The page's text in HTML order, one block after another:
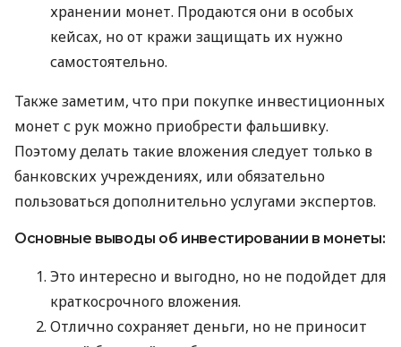
хранении монет. Продаются они в особых
кейсах, но от кражи защищать их нужно
самостоятельно.
Также заметим, что при покупке инвестиционных
монет с рук можно приобрести фальшивку.
Поэтому делать такие вложения следует только в
банковских учреждениях, или обязательно
пользоваться дополнительно услугами экспертов.
Основные выводы об инвестировании в монеты:
Это интересно и выгодно, но не подойдет для
краткосрочного вложения.
Отлично сохраняет деньги, но не приносит